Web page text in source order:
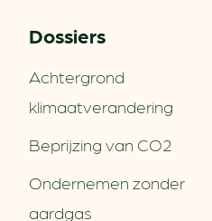
Dossiers
Achtergrond
klimaatverandering
Beprijzing van CO2
Ondernemen zonder
aardgas